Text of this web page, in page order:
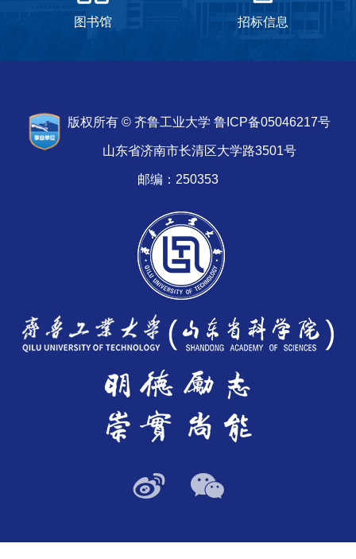
图书馆 招标信息
版权所有 © 齐鲁工业大学 鲁ICP备05046217号
山东省济南市长清区大学路3501号
邮编：250353